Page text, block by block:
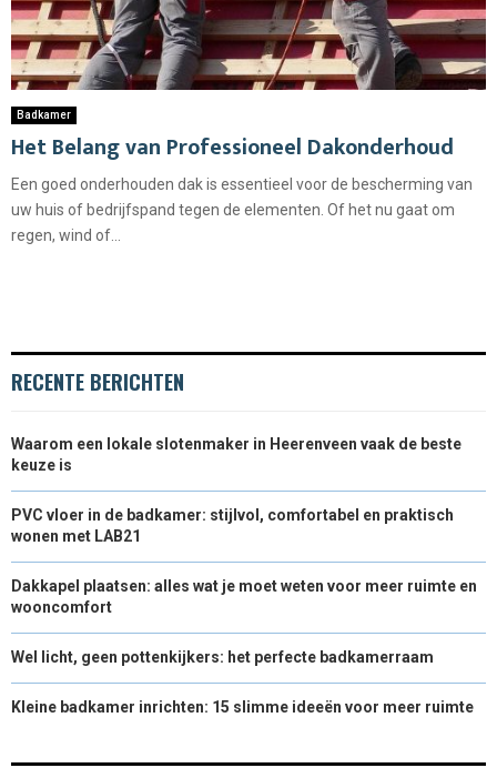
Badkamer
Het Belang van Professioneel Dakonderhoud
Een goed onderhouden dak is essentieel voor de bescherming van
uw huis of bedrijfspand tegen de elementen. Of het nu gaat om
regen, wind of...
RECENTE BERICHTEN
Waarom een lokale slotenmaker in Heerenveen vaak de beste
keuze is
PVC vloer in de badkamer: stijlvol, comfortabel en praktisch
wonen met LAB21
Dakkapel plaatsen: alles wat je moet weten voor meer ruimte en
wooncomfort
Wel licht, geen pottenkijkers: het perfecte badkamerraam
Kleine badkamer inrichten: 15 slimme ideeën voor meer ruimte